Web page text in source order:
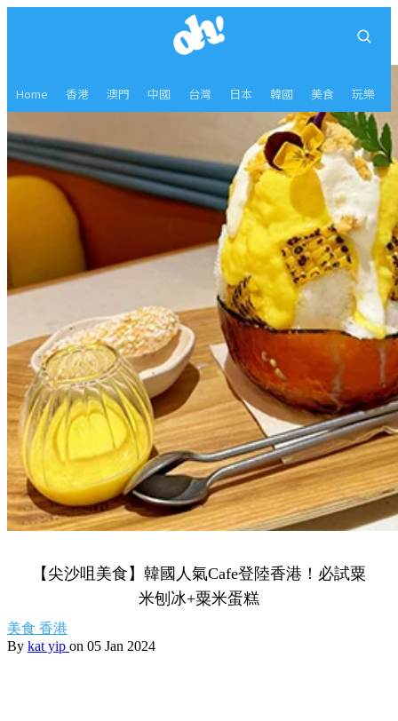
Home 香港 澳門 中國 台灣 日本 韓國 美食 玩樂
【尖沙咀美食】韓國人氣Cafe登陸香港！必試粟
米刨冰+粟米蛋糕
美食 香港
By kat yip on 05 Jan 2024